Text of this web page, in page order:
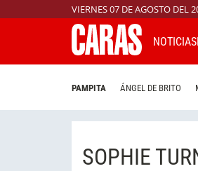
VIERNES 07 DE AGOSTO DEL
NOTICIAS
PAMPITA ÁNGEL DE BRITO
SOPHIE